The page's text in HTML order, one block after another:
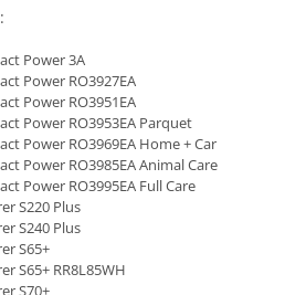
Power 3A
Power RO3927EA
Power RO3951EA
Power RO3953EA Parquet
Power RO3969EA Home + Car
Power RO3985EA Animal Care
Power RO3995EA Full Care
S220 Plus
S240 Plus
S65+
S65+ RR8L85WH
S70+